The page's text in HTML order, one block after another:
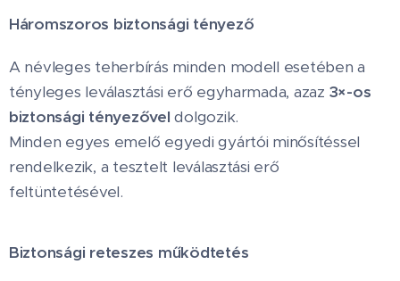
Háromszoros biztonsági tényező
A névleges teherbírás minden modell esetében a
tényleges leválasztási erő egyharmada, azaz 3×-os
biztonsági tényezővel dolgozik.
Minden egyes emelő egyedi gyártói minősítéssel
rendelkezik, a tesztelt leválasztási erő
feltüntetésével.
Biztonsági reteszes működtetés